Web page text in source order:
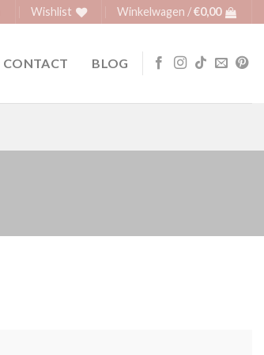
Wishlist Winkelwagen /€0,00
CONTACT BLOG